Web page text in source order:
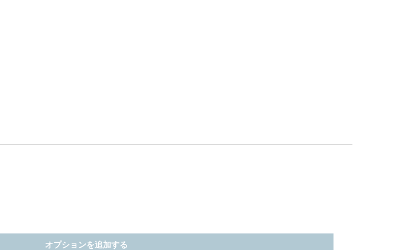
オプションを追加する